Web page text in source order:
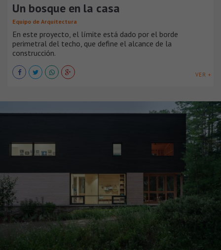
Un bosque en la casa
Equipo de Arquitectura
En este proyecto, el límite está dado por el borde
perimetral del techo, que define el alcance de la
construcción.
VER +